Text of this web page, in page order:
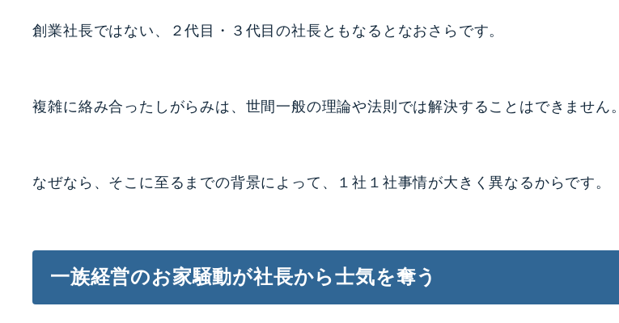
創業社長ではない、２代目・３代目の社長ともなるとなおさらです。
複雑に絡み合ったしがらみは、世間一般の理論や法則では解決することはできません。
なぜなら、そこに至るまでの背景によって、１社１社事情が大きく異なるからです。
一族経営のお家騒動が社長から士気を奪う